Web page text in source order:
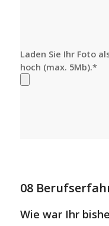
Laden Sie Ihr Foto
hoch (max. 5Mb).*
08
Wie war Ihr